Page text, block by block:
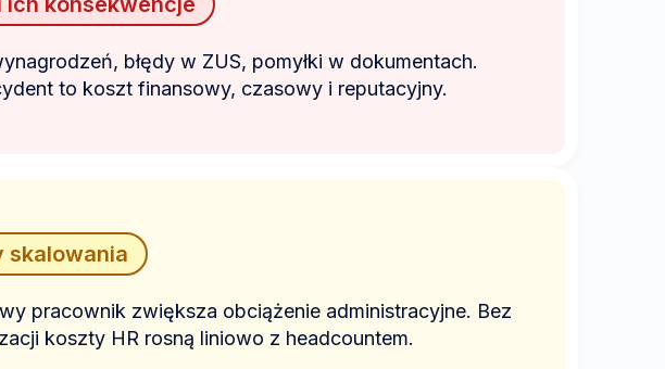
błędy w ZUS, pomyłki w dokumentach.
to koszt finansowy, czasowy i reputacyjny.
skalowania
pracownik zwiększa obciążenie administracyjne. Bez
koszty HR rosną liniowo z headcountem.